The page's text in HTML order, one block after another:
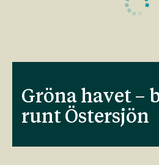
Gröna havet –
runt Östersjön